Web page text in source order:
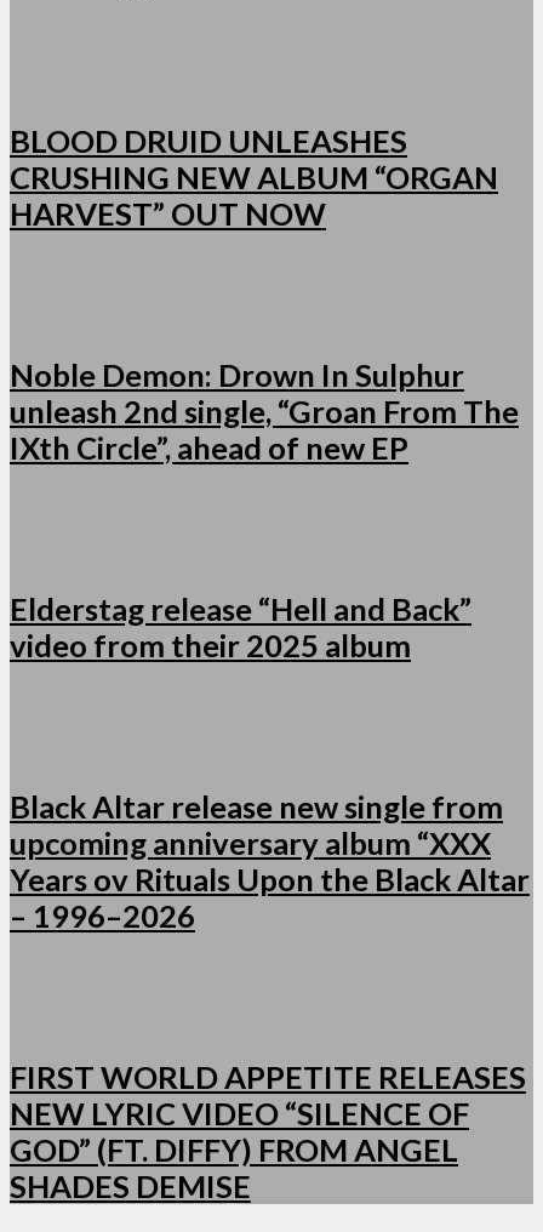
BLOOD DRUID UNLEASHES
CRUSHING NEW ALBUM “ORGAN
HARVEST” OUT NOW
Noble Demon: Drown In Sulphur
unleash 2nd single, “Groan From The
IXth Circle”, ahead of new EP
Elderstag release “Hell and Back”
video from their 2025 album
Black Altar release new single from
upcoming anniversary album “XXX
Years ov Rituals Upon the Black Altar
– 1996–2026
FIRST WORLD APPETITE RELEASES
NEW LYRIC VIDEO “SILENCE OF
GOD” (FT. DIFFY) FROM ANGEL
SHADES DEMISE